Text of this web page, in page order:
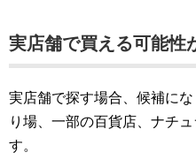
実店舗で買える可能性
実店舗で探す場合、候補に
り場、一部の百貨店、ナチ
す。